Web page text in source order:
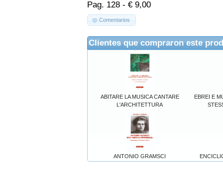
Pag. 128 - € 9,00
Comentarios
Clientes que compraron este
ABITARE LA MUSICA CANTARE
L'ARCHITETTURA
EBREI E
ANTONIO GRAMSCI